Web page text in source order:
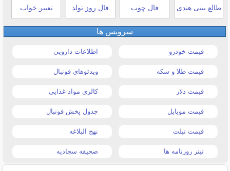
طالع بینی هندی فال چوب فال روز تولد تعبیر خواب
سرویس ها
قیمت خودرو اطلاعات دارویی
قیمت طلا و سکه ویدئوهای فوتبال
قیمت دلار کالری مواد غذایی
قیمت موبایل جدول پخش فوتبال
قیمت تبلت نهج البلاغه
تیتر روزنامه ها صحیفه سجادیه